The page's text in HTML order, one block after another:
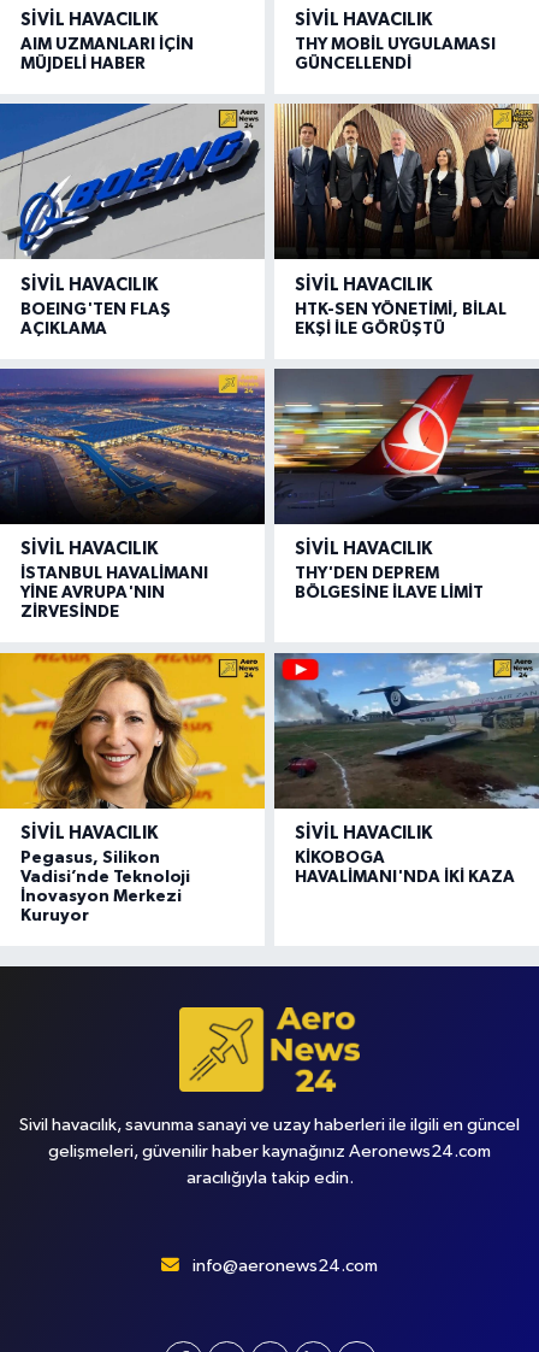
SIVIL HAVACILIK
AIM UZMANLARI İÇİN
MÜJDELİ HABER
SIVIL HAVACILIK
THY MOBİL UYGULAMASI
GÜNCELLENDİ
SIVIL HAVACILIK
BOEING'TEN FLAŞ
AÇIKLAMA
SIVIL HAVACILIK
HTK-SEN YÖNETİMİ, BİLAL
EKŞİ İLE GÖRÜŞTÜ
SIVIL HAVACILIK
İSTANBUL HAVALİMANI
YİNE AVRUPA'NIN
ZİRVESİNDE
SIVIL HAVACILIK
THY'DEN DEPREM
BÖLGESİNE İLAVE LİMİT
SIVIL HAVACILIK
Pegasus, Silikon
Vadisi’nde Teknoloji
İnovasyon Merkezi
Kuruyor
SIVIL HAVACILIK
KİKOBOGA
HAVALİMANI'NDA İKİ KAZA
Sivil havacılık, savunma sanayi ve uzay haberleri ile ilgili en güncel
gelişmeleri, güvenilir haber kaynağınız Aeronews24.com
aracılığıyla takip edin.
info@aeronews24.com